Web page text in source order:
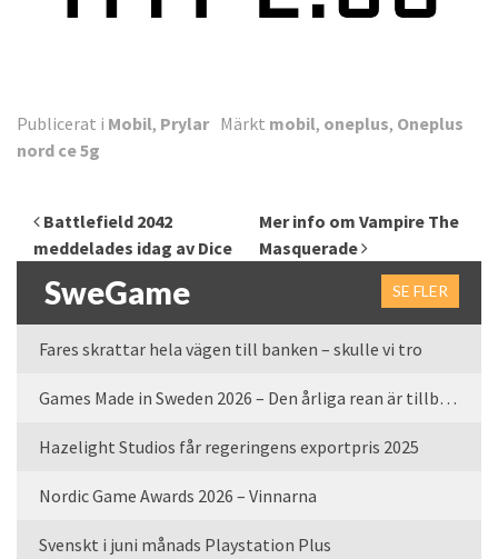
Publicerat i Mobil, Prylar Märkt mobil, oneplus, Oneplus
nord ce 5g
Inläggsnavigering
Battlefield 2042
meddelades idag av Dice
Mer info om Vampire The
Masquerade
SweGame SE FLER
Fares skrattar hela vägen till banken – skulle vi tro
Games Made in Sweden 2026 – Den årliga rean är tillbaka
Hazelight Studios får regeringens exportpris 2025
Nordic Game Awards 2026 – Vinnarna
Svenskt i juni månads Playstation Plus